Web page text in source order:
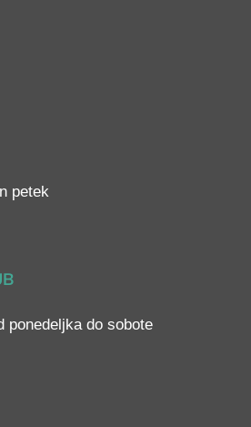
petek
ponedeljka do sobote